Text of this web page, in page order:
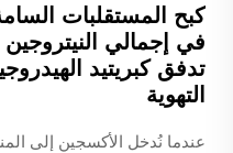
تدفق كبريتيد
التهوية
عندما نُدخل الأكسجين إلى